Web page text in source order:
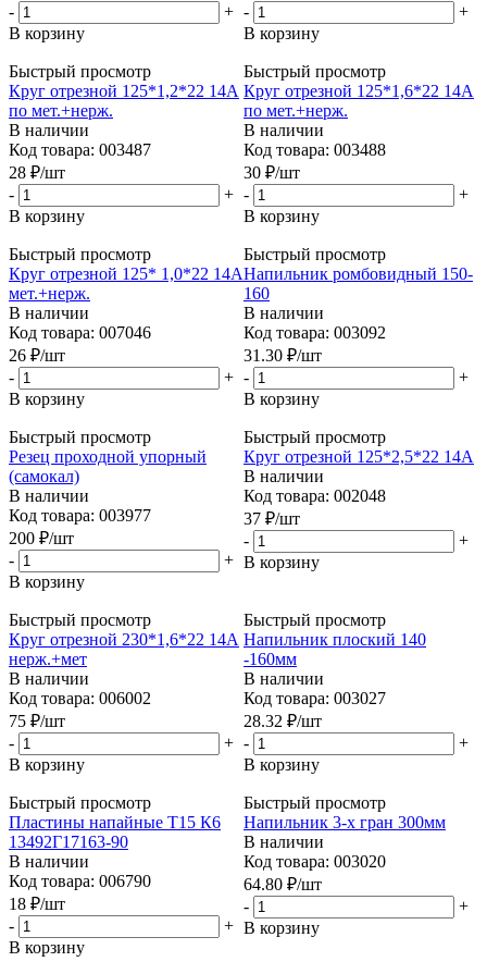
-
+
В корзину
-
+
В корзину
Быстрый просмотр
Круг отрезной 125*1,2*22 14А
по мет.+нерж.
В наличии
Код товара: 003487
28 ₽/шт
-
+
В корзину
Быстрый просмотр
Круг отрезной 125*1,6*22 14А
по мет.+нерж.
В наличии
Код товара: 003488
30 ₽/шт
-
+
В корзину
Быстрый просмотр
Круг отрезной 125* 1,0*22 14А
мет.+нерж.
В наличии
Код товара: 007046
26 ₽/шт
-
+
В корзину
Быстрый просмотр
Напильник ромбовидный 150-
160
В наличии
Код товара: 003092
31.30 ₽/шт
-
+
В корзину
Быстрый просмотр
Резец проходной упорный
(самокал)
В наличии
Код товара: 003977
200 ₽/шт
-
+
В корзину
Быстрый просмотр
Круг отрезной 125*2,5*22 14А
В наличии
Код товара: 002048
37 ₽/шт
-
+
В корзину
Быстрый просмотр
Круг отрезной 230*1,6*22 14А
нерж.+мет
В наличии
Код товара: 006002
75 ₽/шт
-
+
В корзину
Быстрый просмотр
Напильник плоский 140
-160мм
В наличии
Код товара: 003027
28.32 ₽/шт
-
+
В корзину
Быстрый просмотр
Пластины напайные Т15 К6
13492Г17163-90
В наличии
Код товара: 006790
18 ₽/шт
-
+
В корзину
Быстрый просмотр
Напильник 3-х гран 300мм
В наличии
Код товара: 003020
64.80 ₽/шт
-
+
В корзину